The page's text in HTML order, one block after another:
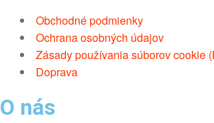
Obchodné podmienky
Ochrana osobných údajov
Zásady používania súborov cookie
Doprava
O nás